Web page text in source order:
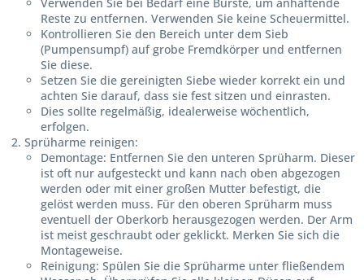
Reste zu entfernen. Verwenden Sie keine Scheuermittel.
Kontrollieren Sie den Bereich unter dem Sieb
(Pumpensumpf) auf grobe Fremdkörper und entfernen
Sie diese.
Setzen Sie die gereinigten Siebe wieder korrekt ein und
achten Sie darauf, dass sie fest sitzen und einrasten.
Dies sollte regelmäßig, idealerweise wöchentlich,
erfolgen.
Sprüharme reinigen:
Demontage: Entfernen Sie den unteren Sprüharm. Dieser
ist oft nur aufgesteckt und kann nach oben abgezogen
werden oder mit einer großen Mutter befestigt, die
gelöst werden muss. Für den oberen Sprüharm muss
eventuell der Oberkorb herausgezogen werden. Der Arm
ist meist geschraubt oder geklickt. Merken Sie sich die
Montageweise.
Reinigung: Spülen Sie die Sprüharme unter fließendem